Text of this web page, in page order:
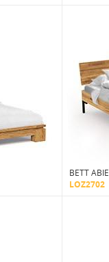
BETT
LOZ2702